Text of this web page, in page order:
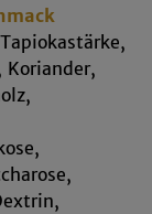
Koriander,